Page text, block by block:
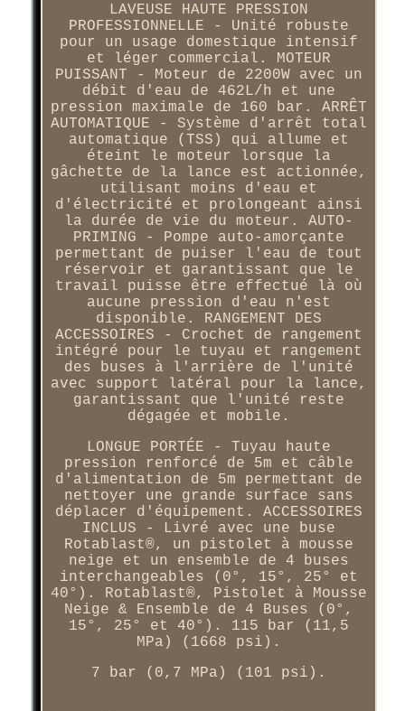
LAVEUSE HAUTE PRESSION
PROFESSIONNELLE - Unité robuste
pour un usage domestique intensif
et léger commercial. MOTEUR
PUISSANT - Moteur de 2200W avec un
débit d'eau de 462L/h et une
pression maximale de 160 bar. ARRÊT
AUTOMATIQUE - Système d'arrêt total
automatique (TSS) qui allume et
éteint le moteur lorsque la
gâchette de la lance est actionnée,
utilisant moins d'eau et
d'électricité et prolongeant ainsi
la durée de vie du moteur. AUTO-
PRIMING - Pompe auto-amorçante
permettant de puiser l'eau de tout
réservoir et garantissant que le
travail puisse être effectué là où
aucune pression d'eau n'est
disponible. RANGEMENT DES
ACCESSOIRES - Crochet de rangement
intégré pour le tuyau et rangement
des buses à l'arrière de l'unité
avec support latéral pour la lance,
garantissant que l'unité reste
dégagée et mobile.
LONGUE PORTÉE - Tuyau haute
pression renforcé de 5m et câble
d'alimentation de 5m permettant de
nettoyer une grande surface sans
déplacer d'équipement. ACCESSOIRES
INCLUS - Livré avec une buse
Rotablast®, un pistolet à mousse
neige et un ensemble de 4 buses
interchangeables (0°, 15°, 25° et
40°). Rotablast®, Pistolet à Mousse
Neige & Ensemble de 4 Buses (0°,
15°, 25° et 40°). 115 bar (11,5
MPa) (1668 psi).
7 bar (0,7 MPa) (101 psi).